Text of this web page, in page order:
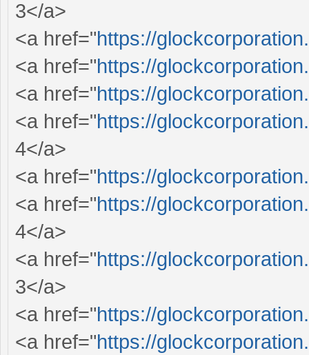
3</a>
<a href="https://
<a href="https://
<a href="https://
<a href="https://
4</a>
<a href="https://
<a href="https://
4</a>
<a href="https://
3</a>
<a href="https://
<a href="https://